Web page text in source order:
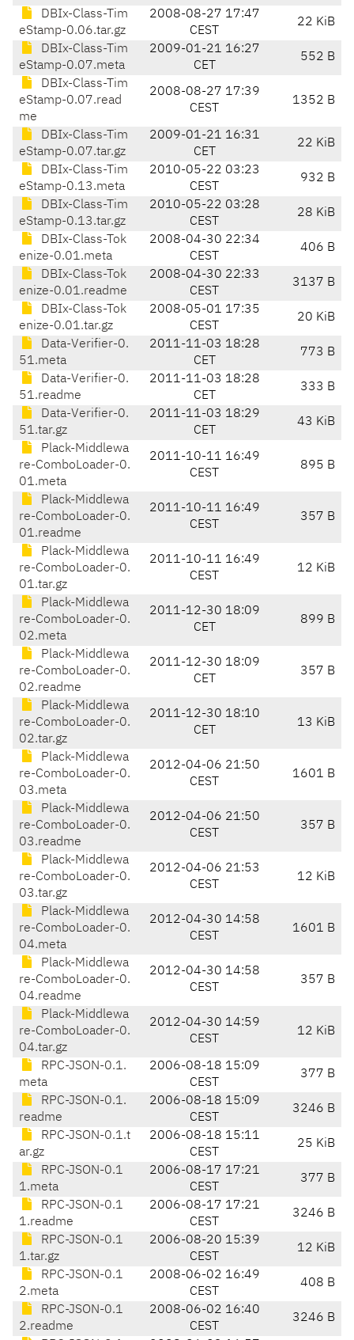
DBIx-Class-Tim
eStamp-0.06.tar.gz
2008-08-27 17:47
CEST
22 KiB
DBIx-Class-Tim
eStamp-0.07.meta
2009-01-21 16:27
CET
552 B
DBIx-Class-Tim
eStamp-0.07.read
me
2008-08-27 17:39
CEST
1352 B
DBIx-Class-Tim
eStamp-0.07.tar.gz
2009-01-21 16:31
CET
22 KiB
DBIx-Class-Tim
eStamp-0.13.meta
2010-05-22 03:23
CEST
932 B
DBIx-Class-Tim
eStamp-0.13.tar.gz
2010-05-22 03:28
CEST
28 KiB
DBIx-Class-Tok
enize-0.01.meta
2008-04-30 22:34
CEST
406 B
DBIx-Class-Tok
enize-0.01.readme
2008-04-30 22:33
CEST
3137 B
DBIx-Class-Tok
enize-0.01.tar.gz
2008-05-01 17:35
CEST
20 KiB
Data-Verifier-0.
51.meta
2011-11-03 18:28
CET
773 B
Data-Verifier-0.
51.readme
2011-11-03 18:28
CET
333 B
Data-Verifier-0.
51.tar.gz
2011-11-03 18:29
CET
43 KiB
Plack-Middlewa
re-ComboLoader-0.
01.meta
2011-10-11 16:49
CEST
895 B
Plack-Middlewa
re-ComboLoader-0.
01.readme
2011-10-11 16:49
CEST
357 B
Plack-Middlewa
re-ComboLoader-0.
01.tar.gz
2011-10-11 16:49
CEST
12 KiB
Plack-Middlewa
re-ComboLoader-0.
02.meta
2011-12-30 18:09
CET
899 B
Plack-Middlewa
re-ComboLoader-0.
02.readme
2011-12-30 18:09
CET
357 B
Plack-Middlewa
re-ComboLoader-0.
02.tar.gz
2011-12-30 18:10
CET
13 KiB
Plack-Middlewa
re-ComboLoader-0.
03.meta
2012-04-06 21:50
CEST
1601 B
Plack-Middlewa
re-ComboLoader-0.
03.readme
2012-04-06 21:50
CEST
357 B
Plack-Middlewa
re-ComboLoader-0.
03.tar.gz
2012-04-06 21:53
CEST
12 KiB
Plack-Middlewa
re-ComboLoader-0.
04.meta
2012-04-30 14:58
CEST
1601 B
Plack-Middlewa
re-ComboLoader-0.
04.readme
2012-04-30 14:58
CEST
357 B
Plack-Middlewa
re-ComboLoader-0.
04.tar.gz
2012-04-30 14:59
CEST
12 KiB
RPC-JSON-0.1.
meta
2006-08-18 15:09
CEST
377 B
RPC-JSON-0.1.
readme
2006-08-18 15:09
CEST
3246 B
RPC-JSON-0.1.t
ar.gz
2006-08-18 15:11
CEST
25 KiB
RPC-JSON-0.1
1.meta
2006-08-17 17:21
CEST
377 B
RPC-JSON-0.1
1.readme
2006-08-17 17:21
CEST
3246 B
RPC-JSON-0.1
1.tar.gz
2006-08-20 15:39
CEST
12 KiB
RPC-JSON-0.1
2.meta
2008-06-02 16:49
CEST
408 B
RPC-JSON-0.1
2.readme
2008-06-02 16:40
CEST
3246 B